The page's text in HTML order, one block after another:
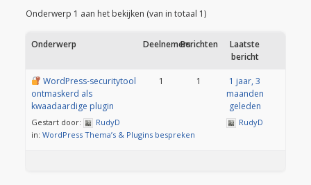
Onderwerp 1 aan het bekijken (van in totaal 1)
Onderwerp DeelnemersBerichten
Laatste
bericht
WordPress-securitytool
ontmaskerd als
kwaadaardige plugin
Gestart door:
RudyD
in: WordPress Thema’s & Plugins bespreken
1 1
1 jaar, 3
maanden
geleden
RudyD